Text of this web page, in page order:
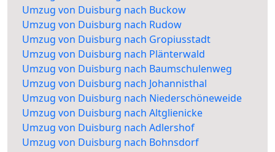
Umzug von Duisburg nach Buckow
Umzug von Duisburg nach Rudow
Umzug von Duisburg nach Gropiusstadt
Umzug von Duisburg nach Plänterwald
Umzug von Duisburg nach Baumschulenweg
Umzug von Duisburg nach Johannisthal
Umzug von Duisburg nach Niederschöneweide
Umzug von Duisburg nach Altglienicke
Umzug von Duisburg nach Adlershof
Umzug von Duisburg nach Bohnsdorf